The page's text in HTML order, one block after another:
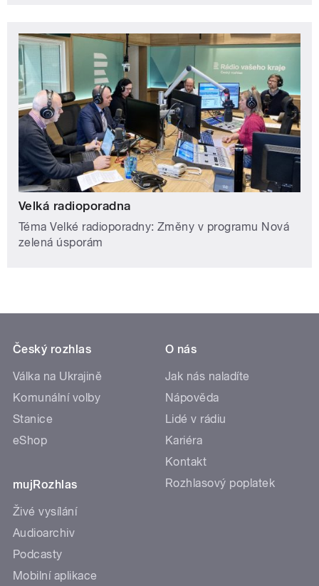
Velká radioporadna
Téma Velké radioporadny: Změny v programu Nová
zelená úsporám
Český rozhlas
Válka na Ukrajině
Komunální volby
Stanice
eShop
mujRozhlas
Živé vysílání
Audioarchiv
Podcasty
Mobilní aplikace
O nás
Jak nás naladíte
Nápověda
Lidé v rádiu
Kariéra
Kontakt
Rozhlasový poplatek